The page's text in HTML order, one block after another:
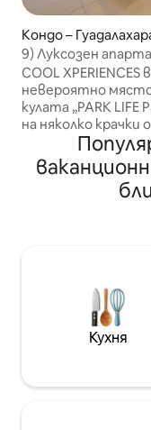
Кондо –
9) Луксозен
добре оборудван /
COOL
невероятно
кулата „PARK LIFE
на няколко крачки
от най-
Гуадалахара. В
намерите
кина, маркови
„Пабелон “: -
батут Skyfun,
ресторанти.
Кухня